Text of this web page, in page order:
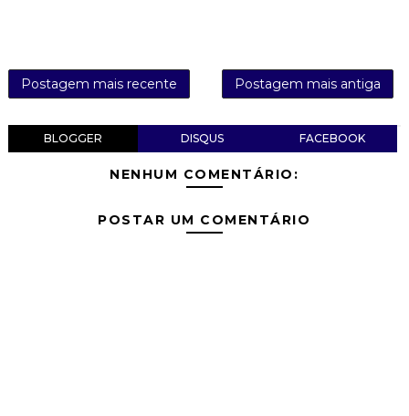
Postagem mais recente Postagem mais antiga
BLOGGER DISQUS FACEBOOK
NENHUM COMENTÁRIO:
POSTAR UM COMENTÁRIO